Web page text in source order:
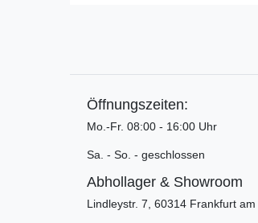
Öffnungszeiten:
Mo.-Fr. 08:00 - 16:00 Uhr
Sa. - So. - geschlossen
Abhollager & Showroom
Lindleystr. 7, 60314 Frankfurt am